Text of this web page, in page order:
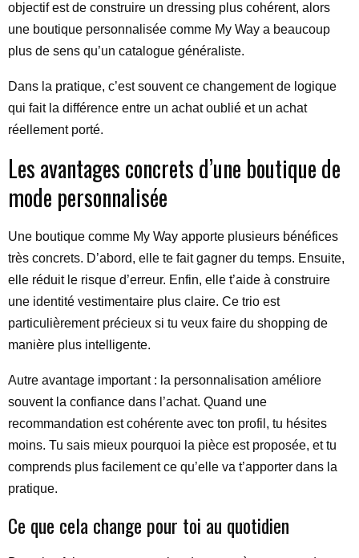
objectif est de construire un dressing plus cohérent, alors
une boutique personnalisée comme My Way a beaucoup
plus de sens qu’un catalogue généraliste.
Dans la pratique, c’est souvent ce changement de logique
qui fait la différence entre un achat oublié et un achat
réellement porté.
Les avantages concrets d’une boutique de
mode personnalisée
Une boutique comme My Way apporte plusieurs bénéfices
très concrets. D’abord, elle te fait gagner du temps. Ensuite,
elle réduit le risque d’erreur. Enfin, elle t’aide à construire
une identité vestimentaire plus claire. Ce trio est
particulièrement précieux si tu veux faire du shopping de
manière plus intelligente.
Autre avantage important : la personnalisation améliore
souvent la confiance dans l’achat. Quand une
recommandation est cohérente avec ton profil, tu hésites
moins. Tu sais mieux pourquoi la pièce est proposée, et tu
comprends plus facilement ce qu’elle va t’apporter dans la
pratique.
Ce que cela change pour toi au quotidien